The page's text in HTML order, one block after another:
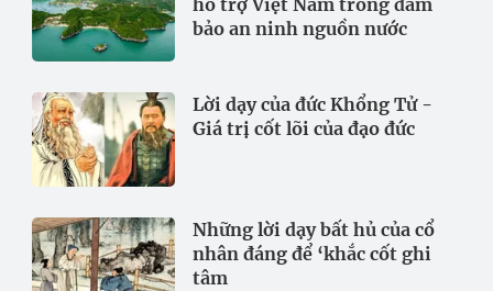
bảo an ninh nguồn nước
Lời dạy của đức Khổng Tử -
Giá trị cốt lõi của đạo đức
Những lời dạy bất hủ của cổ
nhân đáng để ‘khắc cốt ghi
tâm